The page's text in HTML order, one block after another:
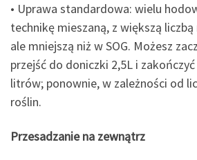
• Uprawa standardowa: wielu
technikę mieszaną, z większą liczbą
ale mniejszą niż w SOG. Możesz
przejść do doniczki 2,5L i
litrów; ponownie, w zależności od
roślin.
Przesadzanie na zewnątrz